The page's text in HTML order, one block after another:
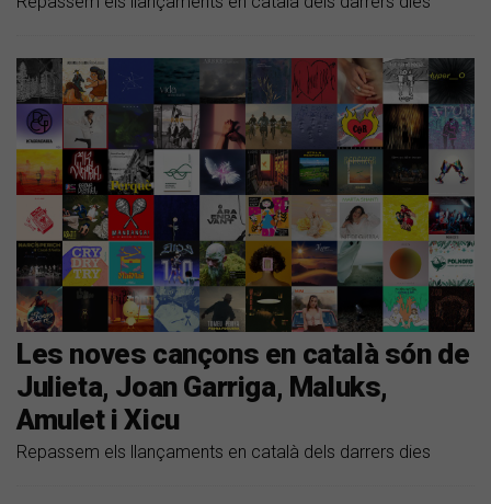
Les noves cançons en català són de
Julieta, Joan Garriga, Maluks,
Amulet i Xicu
Repassem els llançaments en català dels darrers dies